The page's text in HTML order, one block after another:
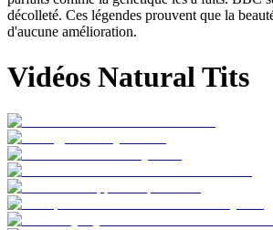
décolleté. Ces légendes prouvent que la
d'aucune amélioration.
Vidéos Natural Tits